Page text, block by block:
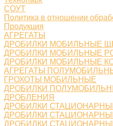
СОУТ
Политика в отношении
Продукция
АГРЕГАТЫ
ДРОБИЛКИ МОБИЛЬНЫЕ
ДРОБИЛКИ МОБИЛЬНЫЕ
ДРОБИЛКИ МОБИЛЬНЫЕ
АГРЕГАТЫ
ГРОХОТЫ МОБИЛЬНЫЕ
ДРОБИЛКИ
ДРОБЛЕНИЯ
ДРОБИЛКИ
ДРОБИЛКИ
ДРОБИЛКИ